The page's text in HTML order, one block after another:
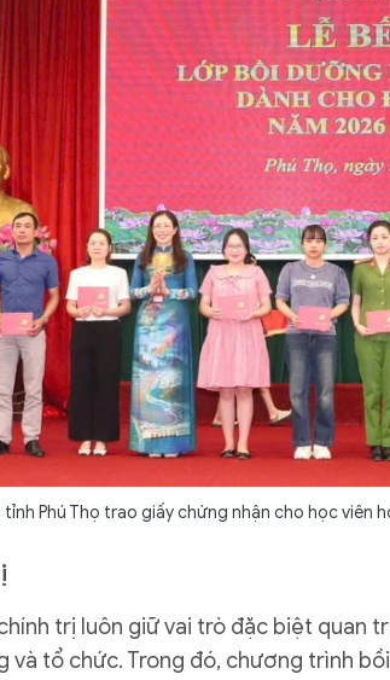
Phú Thọ trao giấy chứng nhận cho học viên
trị luôn giữ vai trò đặc biệt quan
và tổ chức. Trong đó, chương trình